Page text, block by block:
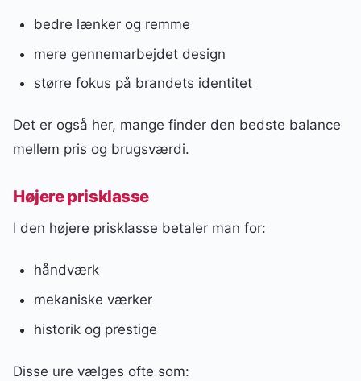
bedre lænker og remme
mere gennemarbejdet design
større fokus på brandets identitet
Det er også her, mange finder den bedste balance
mellem pris og brugsværdi.
Højere prisklasse
I den højere prisklasse betaler man for:
håndværk
mekaniske værker
historik og prestige
Disse ure vælges ofte som: